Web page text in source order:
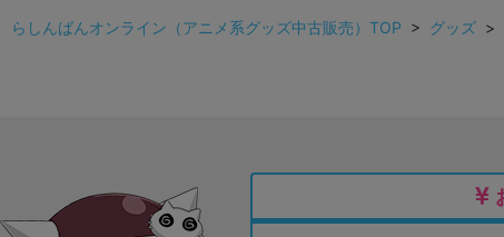
らしんばんオンライン（アニメ系グッズ中古販売）TOP > グッズ >